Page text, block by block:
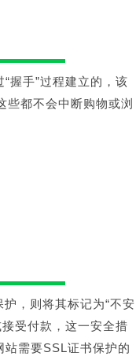
握手”过程建立的，该
些都不会中断购物或浏
，则将其标记为“不安
受付款，这一安全措
需要SSL证书保护的